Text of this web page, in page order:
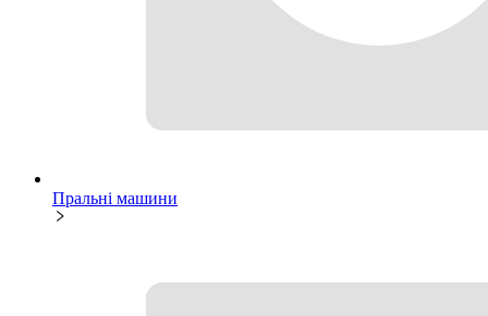
Пральні машини